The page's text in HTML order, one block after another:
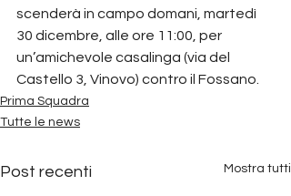
scenderà in campo domani, martedì
30 dicembre, alle ore 11:00, per
un’amichevole casalinga (via del
Castello 3, Vinovo) contro il Fossano.
Prima Squadra
Tutte le news
Post recenti Mostra tutti